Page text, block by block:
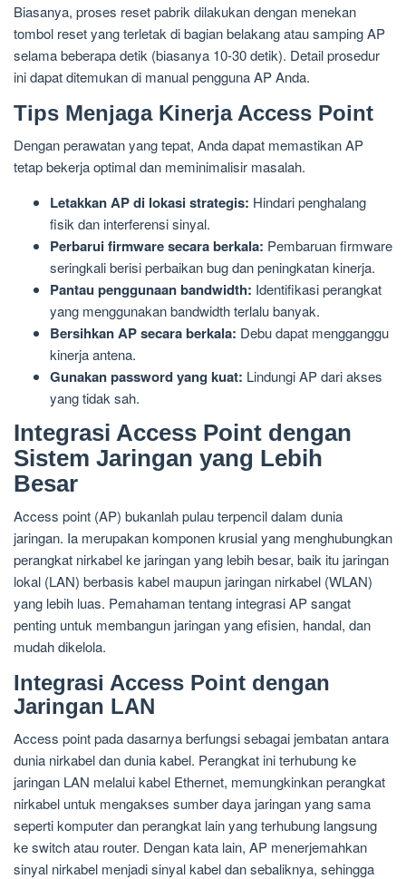
Biasanya, proses reset pabrik dilakukan dengan menekan
tombol reset yang terletak di bagian belakang atau samping AP
selama beberapa detik (biasanya 10-30 detik). Detail prosedur
ini dapat ditemukan di manual pengguna AP Anda.
Tips Menjaga Kinerja Access Point
Dengan perawatan yang tepat, Anda dapat memastikan AP
tetap bekerja optimal dan meminimalisir masalah.
Letakkan AP di lokasi strategis: Hindari penghalang
fisik dan interferensi sinyal.
Perbarui firmware secara berkala: Pembaruan firmware
seringkali berisi perbaikan bug dan peningkatan kinerja.
Pantau penggunaan bandwidth: Identifikasi perangkat
yang menggunakan bandwidth terlalu banyak.
Bersihkan AP secara berkala: Debu dapat mengganggu
kinerja antena.
Gunakan password yang kuat: Lindungi AP dari akses
yang tidak sah.
Integrasi Access Point dengan
Sistem Jaringan yang Lebih
Besar
Access point (AP) bukanlah pulau terpencil dalam dunia
jaringan. Ia merupakan komponen krusial yang menghubungkan
perangkat nirkabel ke jaringan yang lebih besar, baik itu jaringan
lokal (LAN) berbasis kabel maupun jaringan nirkabel (WLAN)
yang lebih luas. Pemahaman tentang integrasi AP sangat
penting untuk membangun jaringan yang efisien, handal, dan
mudah dikelola.
Integrasi Access Point dengan
Jaringan LAN
Access point pada dasarnya berfungsi sebagai jembatan antara
dunia nirkabel dan dunia kabel. Perangkat ini terhubung ke
jaringan LAN melalui kabel Ethernet, memungkinkan perangkat
nirkabel untuk mengakses sumber daya jaringan yang sama
seperti komputer dan perangkat lain yang terhubung langsung
ke switch atau router. Dengan kata lain, AP menerjemahkan
sinyal nirkabel menjadi sinyal kabel dan sebaliknya, sehingga